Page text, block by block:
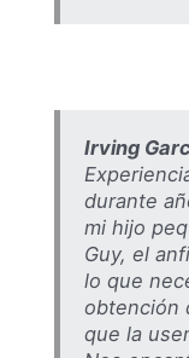
Irving
durante
mi hijo
Guy, el
lo que
obtención
que la